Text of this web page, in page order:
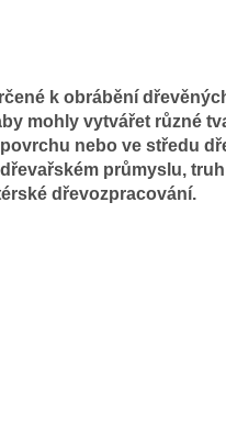
k obrábění
mohly vytvářet různé
nebo ve středu
průmyslu,
dřevozpracování.